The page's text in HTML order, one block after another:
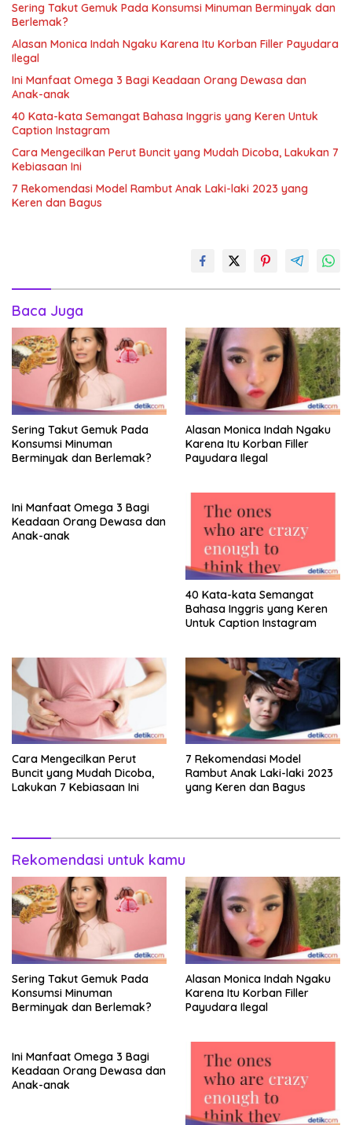
Sering Takut Gemuk Pada Konsumsi Minuman Berminyak dan
Berlemak?
Alasan Monica Indah Ngaku Karena Itu Korban Filler Payudara
Ilegal
Ini Manfaat Omega 3 Bagi Keadaan Orang Dewasa dan
Anak-anak
40 Kata-kata Semangat Bahasa Inggris yang Keren Untuk
Caption Instagram
Cara Mengecilkan Perut Buncit yang Mudah Dicoba, Lakukan 7
Kebiasaan Ini
7 Rekomendasi Model Rambut Anak Laki-laki 2023 yang
Keren dan Bagus
Baca Juga
Sering Takut Gemuk Pada
Konsumsi Minuman
Berminyak dan Berlemak?
Alasan Monica Indah Ngaku
Karena Itu Korban Filler
Payudara Ilegal
Ini Manfaat Omega 3 Bagi
Keadaan Orang Dewasa dan
Anak-anak
40 Kata-kata Semangat
Bahasa Inggris yang Keren
Untuk Caption Instagram
Cara Mengecilkan Perut
Buncit yang Mudah Dicoba,
Lakukan 7 Kebiasaan Ini
7 Rekomendasi Model
Rambut Anak Laki-laki 2023
yang Keren dan Bagus
Rekomendasi untuk kamu
Sering Takut Gemuk Pada
Konsumsi Minuman
Berminyak dan Berlemak?
Alasan Monica Indah Ngaku
Karena Itu Korban Filler
Payudara Ilegal
Ini Manfaat Omega 3 Bagi
Keadaan Orang Dewasa dan
Anak-anak